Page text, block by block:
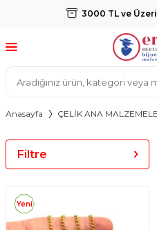
3000 TL ve Üzeri
Anasayfa ÇELİK ANA
Filtre
Yeni